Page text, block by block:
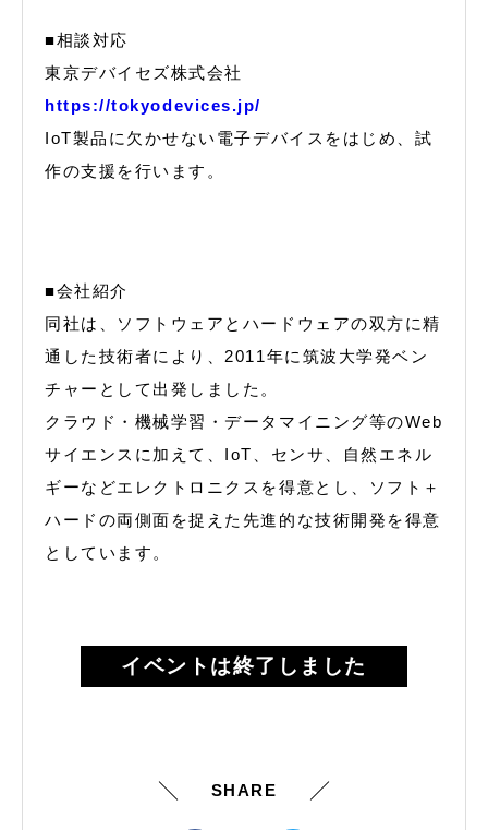
■相談対応
東京デバイセズ株式会社
https://tokyodevices.jp/
IoT製品に欠かせない電子デバイスをはじめ、試
作の支援を行います。
■会社紹介
同社は、ソフトウェアとハードウェアの双方に精
通した技術者により、2011年に筑波大学発ベン
チャーとして出発しました。
クラウド・機械学習・データマイニング等のWeb
サイエンスに加えて、IoT、センサ、自然エネル
ギーなどエレクトロニクスを得意とし、ソフト＋
ハードの両側面を捉えた先進的な技術開発を得意
としています。
イベントは終了しました
SHARE